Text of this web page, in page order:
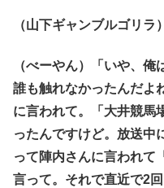
（山下ギャンブルゴリラ
（べーやん）「いや、俺
誰も触れなかったんだよ
に言われて。「大井競馬
ったんですけど。放送中
って陣内さんに言われて
言って。それで直近で2